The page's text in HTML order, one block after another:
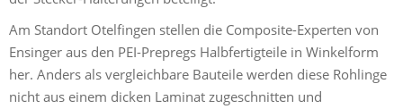
Am Standort Otelfingen stellen die Composite-Experten von
Ensinger aus den PEI-Prepregs Halbfertigteile in Winkelform
her. Anders als vergleichbare Bauteile werden diese Rohlinge
nicht aus einem dicken Laminat zugeschnitten und